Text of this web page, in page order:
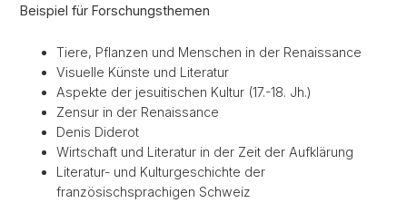
Beispiel für Forschungsthemen
Tiere, Pflanzen und Menschen in der Renaissance
Visuelle Künste und Literatur
Aspekte der jesuitischen Kultur (17.-18. Jh.)
Zensur in der Renaissance
Denis Diderot
Wirtschaft und Literatur in der Zeit der Aufklärung
Literatur- und Kulturgeschichte der
französischsprachigen Schweiz